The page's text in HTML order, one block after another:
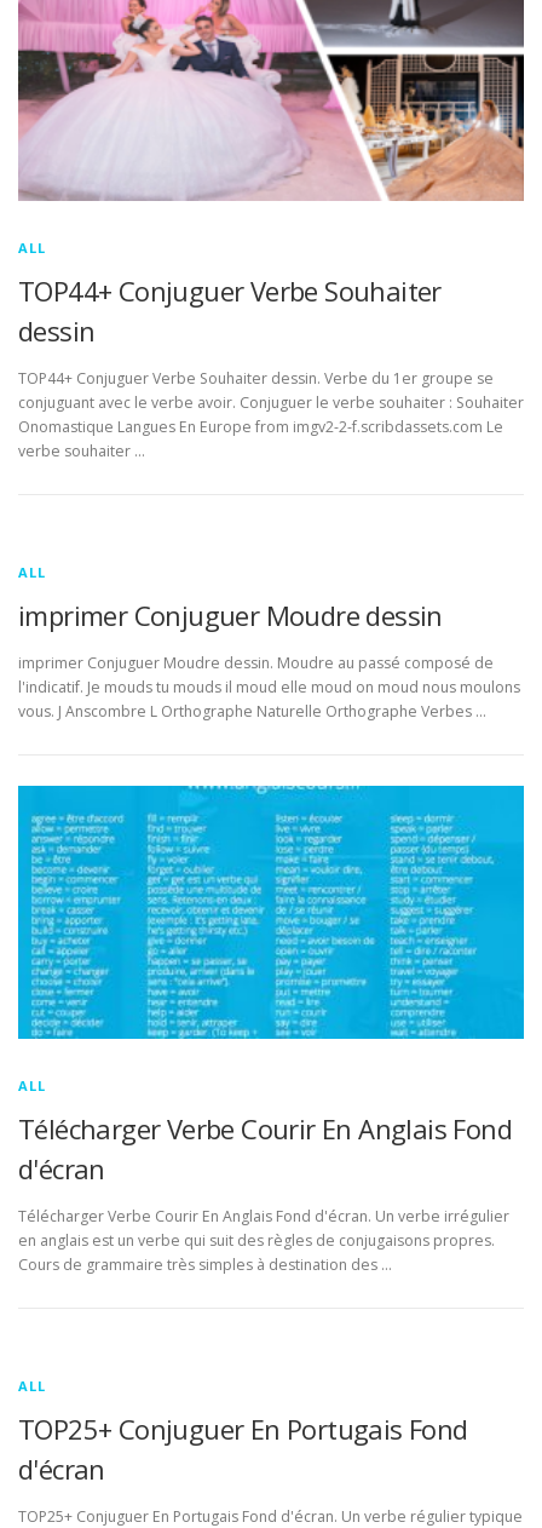
ALL
TOP44+ Conjuguer Verbe Souhaiter
dessin
TOP44+ Conjuguer Verbe Souhaiter dessin. Verbe du 1er groupe se
conjuguant avec le verbe avoir. Conjuguer le verbe souhaiter : Souhaiter
Onomastique Langues En Europe from imgv2-2-f.scribdassets.com Le
verbe souhaiter …
ALL
imprimer Conjuguer Moudre dessin
imprimer Conjuguer Moudre dessin. Moudre au passé composé de
l'indicatif. Je mouds tu mouds il moud elle moud on moud nous moulons
vous. J Anscombre L Orthographe Naturelle Orthographe Verbes …
ALL
Télécharger Verbe Courir En Anglais Fond
d'écran
Télécharger Verbe Courir En Anglais Fond d'écran. Un verbe irrégulier
en anglais est un verbe qui suit des règles de conjugaisons propres.
Cours de grammaire très simples à destination des …
ALL
TOP25+ Conjuguer En Portugais Fond
d'écran
TOP25+ Conjuguer En Portugais Fond d'écran. Un verbe régulier typique